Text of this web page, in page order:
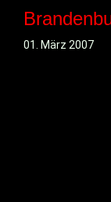
01. März 2007